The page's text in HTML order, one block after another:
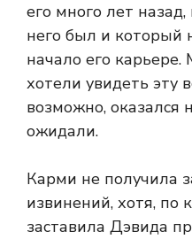
его много лет
него был и который
начало его
хотели увидеть эту
возможно, оказался
ожидали.
Карми не получила
извинений, хотя, по
заставила Дэвида